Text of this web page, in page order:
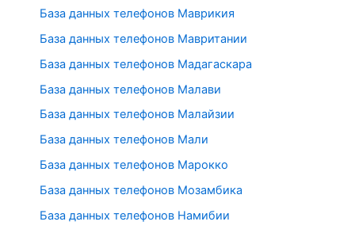
База данных телефонов Маврикия
База данных телефонов Мавритании
База данных телефонов Мадагаскара
База данных телефонов Малави
База данных телефонов Малайзии
База данных телефонов Мали
База данных телефонов Марокко
База данных телефонов Мозамбика
База данных телефонов Намибии